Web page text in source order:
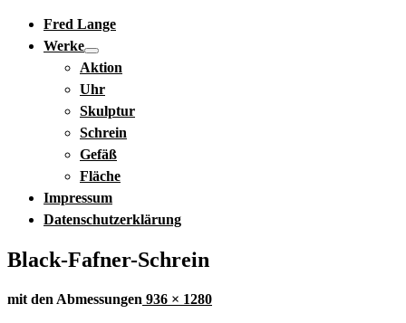
Fred Lange
Werke
Aktion
Uhr
Skulptur
Schrein
Gefäß
Fläche
Impressum
Datenschutzerklärung
Black-Fafner-Schrein
mit den Abmessungen 936 × 1280